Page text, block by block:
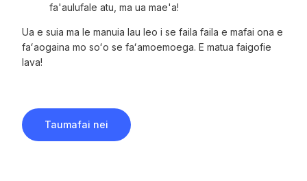
fa'aulufale atu, ma ua mae'a!
Ua e suia ma le manuia lau leo i se faila faila e mafai ona e
faʻaogaina mo soʻo se faʻamoemoega. E matua faigofie
lava!
Taumafai nei